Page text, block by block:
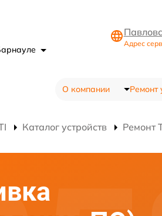
Адрес
О компании Ремонт
Каталог устройств Ремонт